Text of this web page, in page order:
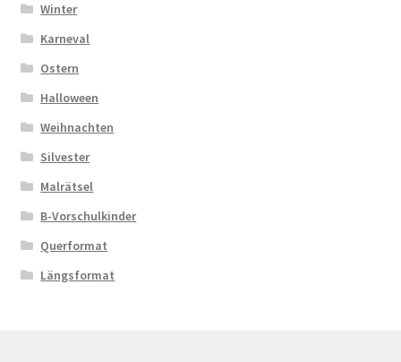
Winter
Karneval
Ostern
Halloween
Weihnachten
Silvester
Malrätsel
B-Vorschulkinder
Querformat
Längsformat